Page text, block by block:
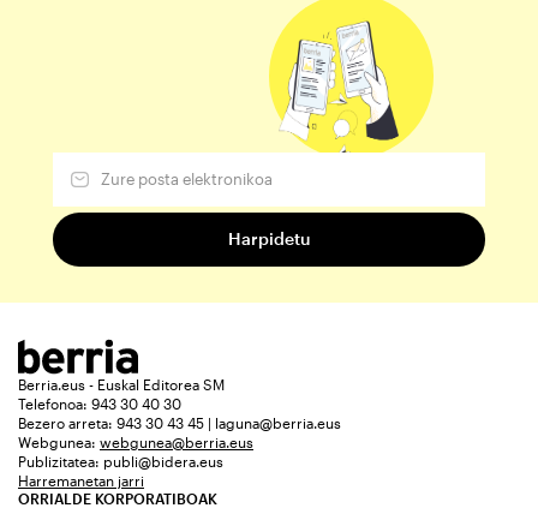
Berria.eus - Euskal Editorea SM
Telefonoa: 943 30 40 30
Bezero arreta: 943 30 43 45 | laguna@berria.eus
Webgunea: webgunea@berria.eus
Publizitatea: publi@bidera.eus
Harremanetan jarri
ORRIALDE KORPORATIBOAK